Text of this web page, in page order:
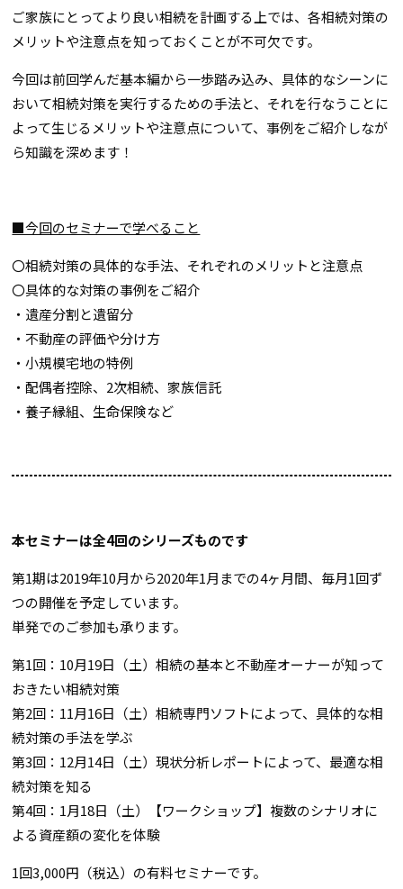
ご家族にとってより良い相続を計画する上では、各相続対策の
メリットや注意点を知っておくことが不可欠です。
今回は前回学んだ基本編から一歩踏み込み、具体的なシーンに
おいて相続対策を実行するための手法と、それを行なうことに
よって生じるメリットや注意点について、事例をご紹介しなが
ら知識を深めます！
■今回のセミナーで学べること
〇相続対策の具体的な手法、それぞれのメリットと注意点
〇具体的な対策の事例をご紹介
・遺産分割と遺留分
・不動産の評価や分け方
・小規模宅地の特例
・配偶者控除、2次相続、家族信託
・養子縁組、生命保険など
本セミナーは全4回のシリーズものです
第1期は2019年10月から2020年1月までの4ヶ月間、毎月1回ず
つの開催を予定しています。
単発でのご参加も承ります。
第1回：10月19日（土）相続の基本と不動産オーナーが知って
おきたい相続対策
第2回：11月16日（土）相続専門ソフトによって、具体的な相
続対策の手法を学ぶ
第3回：12月14日（土）現状分析レポートによって、最適な相
続対策を知る
第4回：1月18日（土）【ワークショップ】複数のシナリオに
よる資産額の変化を体験
1回3,000円（税込）の有料セミナーです。